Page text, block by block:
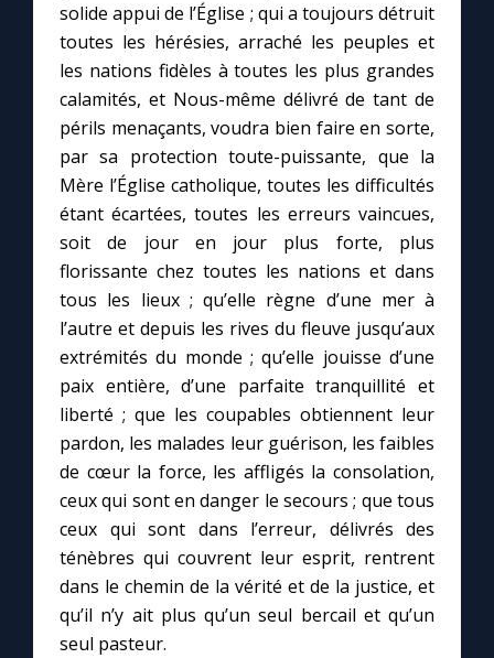
À la une
1000 Raisons de Croire
Chapelet pour le monde
Contact
Faire un don
Marie de Nazareth
solide appui de l’Église ; qui a toujours détruit
toutes les hérésies, arraché les peuples et
les nations fidèles à toutes les plus grandes
calamités, et Nous-même délivré de tant de
périls menaçants, voudra bien faire en sorte,
par sa protection toute-puissante, que la
Mère l’Église catholique, toutes les difficultés
étant écartées, toutes les erreurs vaincues,
soit de jour en jour plus forte, plus
florissante chez toutes les nations et dans
tous les lieux ; qu’elle règne d’une mer à
l’autre et depuis les rives du fleuve jusqu’aux
extrémités du monde ; qu’elle jouisse d’une
paix entière, d’une parfaite tranquillité et
liberté ; que les coupables obtiennent leur
pardon, les malades leur guérison, les faibles
de cœur la force, les affligés la consolation,
ceux qui sont en danger le secours ; que tous
ceux qui sont dans l’erreur, délivrés des
ténèbres qui couvrent leur esprit, rentrent
dans le chemin de la vérité et de la justice, et
qu’il n’y ait plus qu’un seul bercail et qu’un
seul pasteur.